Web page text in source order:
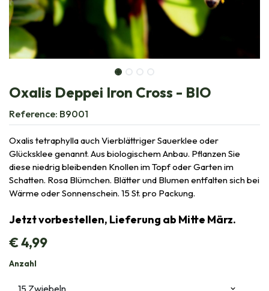
Oxalis Deppei Iron Cross - BIO
Reference: B9001
Oxalis tetraphylla auch Vierblättriger Sauerklee oder
Glücksklee genannt. Aus biologischem Anbau. Pflanzen Sie
diese niedrig bleibenden Knollen im Topf oder Garten im
Schatten. Rosa Blümchen. Blätter und Blumen entfalten sich bei
Wärme oder Sonnenschein. 15 St. pro Packung.
Jetzt vorbestellen, Lieferung ab Mitte März.
€4,99
Anzahl